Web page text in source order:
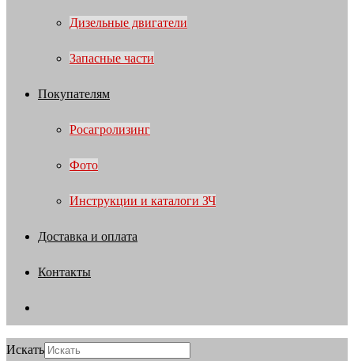
Дизельные двигатели
Запасные части
Покупателям
Росагролизинг
Фото
Инструкции и каталоги ЗЧ
Доставка и оплата
Контакты
Искать